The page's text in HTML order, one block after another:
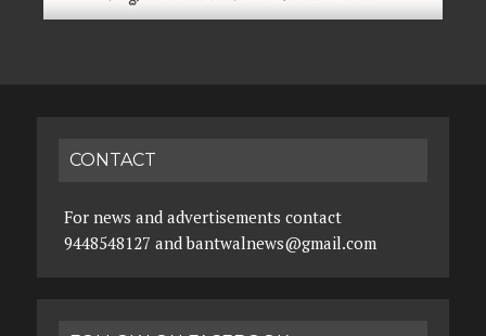
CONTACT
For news and advertisements contact
9448548127 and bantwalnews@gmail.com